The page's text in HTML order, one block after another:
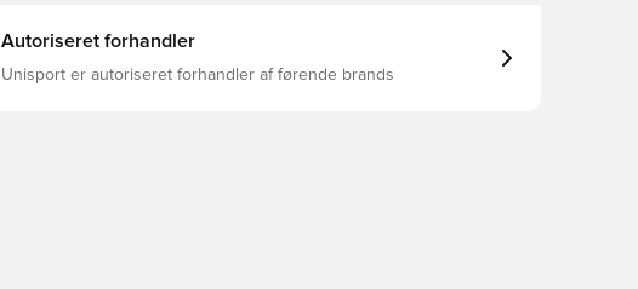
Autoriseret forhandler
Unisport er autoriseret forhandler af førende brands